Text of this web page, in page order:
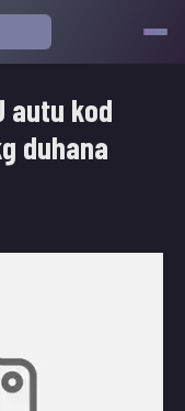
autu kod
duhana